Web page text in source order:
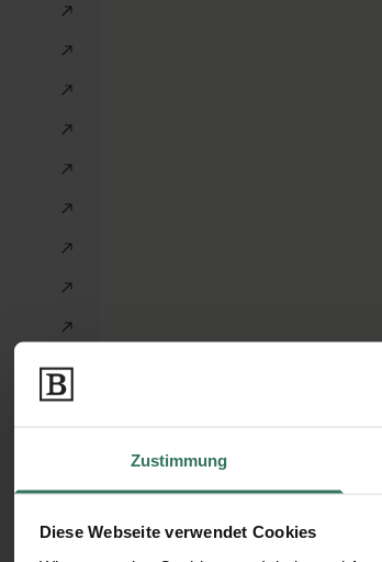
Zustimmung
Diese Webseite verwendet Cookies